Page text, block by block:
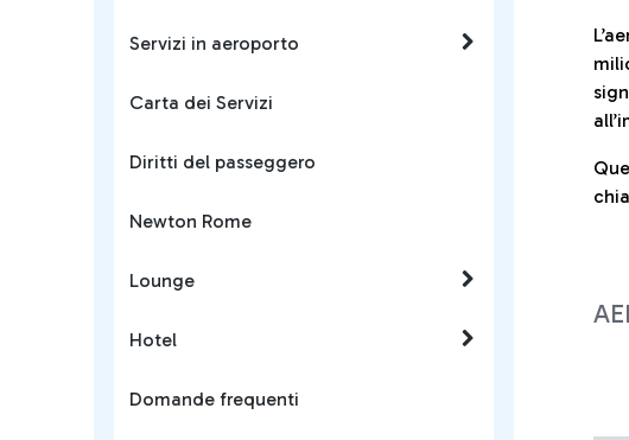
Servizi in aeroporto
Carta dei Servizi
Diritti del passeggero
Newton Rome
Lounge
Hotel
Domande frequenti